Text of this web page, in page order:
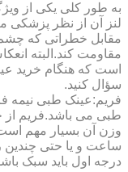
به طور کلی یکی از
لنز آن از نظر پزشکی
مقابل خطراتی که
مقاومت کند.البته
است که هنگام خرید
سؤال کنید.
فریم:عینک طبی نیمه
طبی می باشد.فریم از
وزن آن بسیار مهم
ساعت و یا حتی
درجه اول باید سبک